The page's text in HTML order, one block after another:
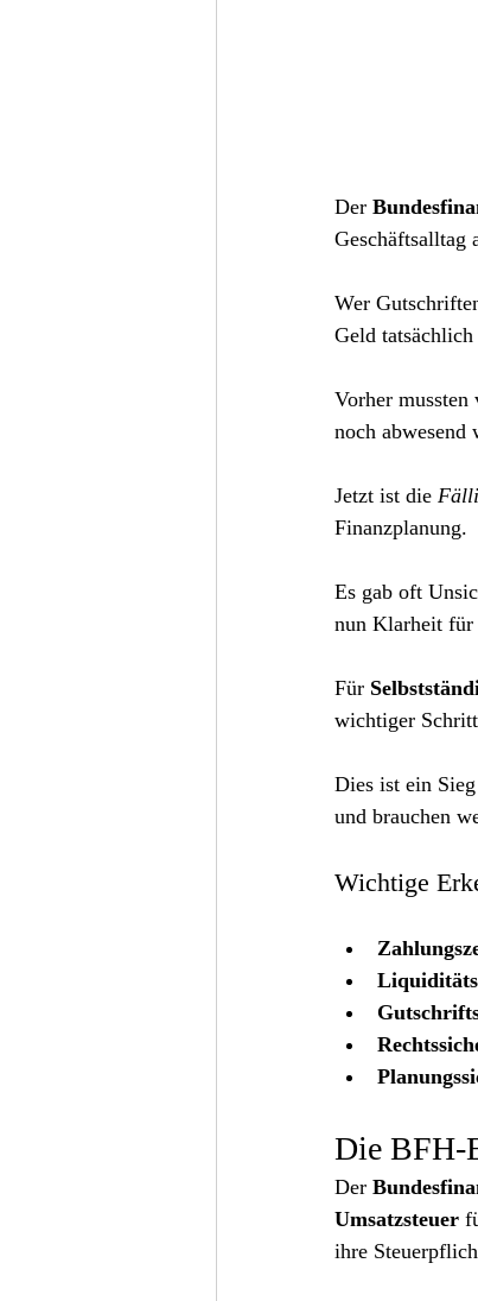
Der
Geschäftsalltag
Wer
Geld
Vorher
noch abwesend
Jetzt ist die
Finanzplanung.
Es gab oft
nun Klarheit für
Für
wichtiger
Dies ist ein
und brauchen
Wichtige
Die BFH-
Der
Umsatzsteuer
ihre